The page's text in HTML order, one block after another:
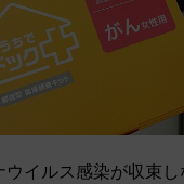
ウイルス感染が収束